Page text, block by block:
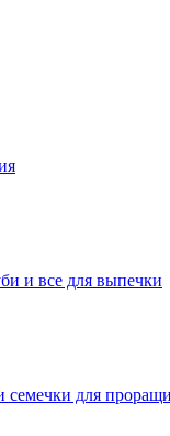
и все для выпечки
семечки для